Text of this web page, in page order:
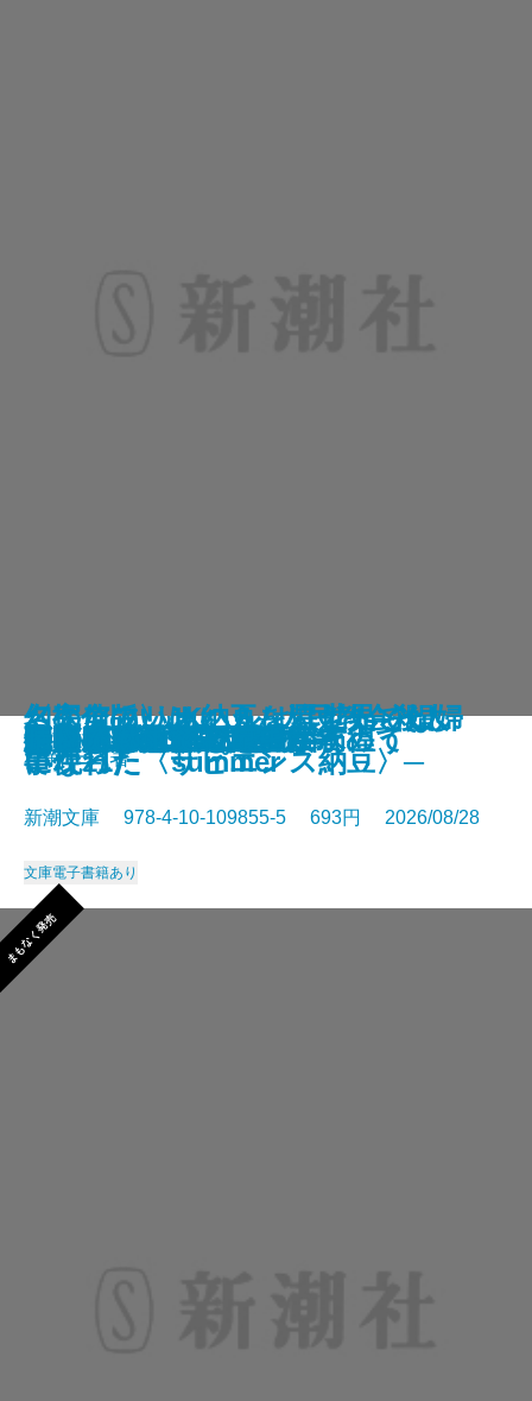
幽冥の岸 十二国記
未知なるカダスを夢に求めて
さよならの言い方なんて知らな
い。11
龍ノ国幻想9 天恵の命
神と王1 亡国の書
人魚屋敷の殺人
悪徳もまた
善人たち
わたしが・棄てた・女
きまぐれカプセル
星新一／著
新潮文庫 978-4-10-109855-5 693円 2026/08/28
文庫電子書籍あり
まもなく発売
一夜─隠蔽捜査10─
夢ノ町本通り─文庫版─
フィレンツェに悪魔が彷徨う
その他の危険
〈完全版〉JKハルは異世界で娼婦
になった summer
人喰いパンダ殺人事件
幻のアフリカ納豆を追え！─そし
て現れた〈サピエンス納豆〉─
色ざんげ
晴れでも雨でも昆虫学者
名探偵のいけにえ─人民教会殺人
事件─